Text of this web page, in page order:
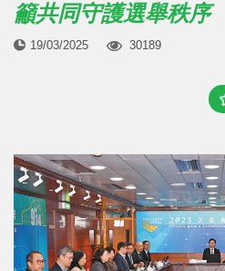
籲共同守護選舉秩序
19/03/2025 30189